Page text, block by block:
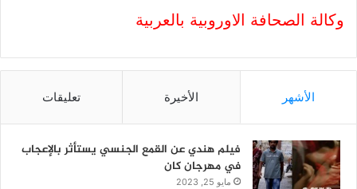
وكالة الصحافة الاوروبية بالعربية
الأشهر الأخيرة تعليقات
فيلم هندي عن القمع الجنسي يستأثر بالإعجاب
في مهرجان كان
مايو 25, 2023